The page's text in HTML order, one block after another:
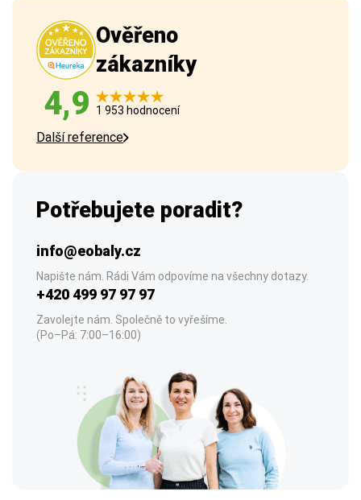
Ověřeno
zákazníky
4,9 1 953 hodnocení
Další reference
Potřebujete poradit?
info@eobaly.cz
Napište nám. Rádi Vám odpovíme na všechny dotazy.
+420 499 97 97 97
Zavolejte nám. Společně to vyřešíme.
(Po–Pá: 7:00–16:00)